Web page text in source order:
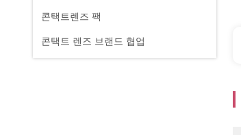
콘택트렌즈 팩
콘택트 렌즈 브랜드 협업